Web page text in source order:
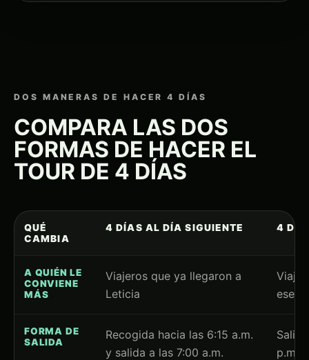
DOS MANERAS DE HACER 4 DÍAS
COMPARA LAS DOS
FORMAS DE HACER EL
TOUR DE 4 DÍAS
QUÉ
CAMBIA
4 DÍAS AL DÍA SIGUIENTE 4
A QUIÉN LE
CONVIENE
MÁS
Viajeros que ya llegaron a
Leticia
ese
FORMA DE
SALIDA
Recogida hacia las 6:15 a.m.
y salida a las 7:00 a.m.
p.m.